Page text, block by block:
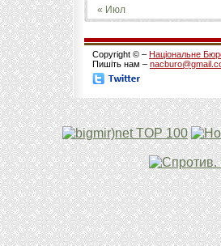
« Июл
Copyright © – Національне
Пишіть нам –